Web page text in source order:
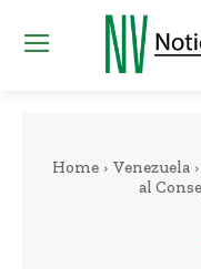
Home Venezuela
al